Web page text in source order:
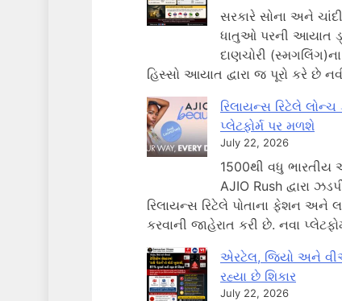
સરકારે સોના અને
ધાતુઓ પરની આયાત
દાણચોરી
હિસ્સો આયાત દ્વારા જ પૂરો કરે છે
રિલાયન્સ રિટેલે
પ્લેટફોર્મ પર મળશે
July 22, 2026
1500થી વધુ ભારતીય
AJIO Rush દ્વારા
રિલાયન્સ રિટેલે પોતાના ફેશન અને
કરવાની જાહેરાત કરી છે. નવા
એરટેલ, જિયો અને
રહ્યા છે શિકાર
July 22, 2026